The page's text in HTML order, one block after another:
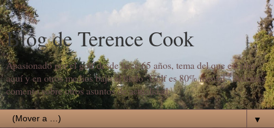
Blog de Terence Cook
Apasionado por el golf desde hace 65 años, tema del que escribo
aquí y en otros medios bajo el título "Golf es 80% mental". Además
comento sobre otros asuntos de actualidad.
▼